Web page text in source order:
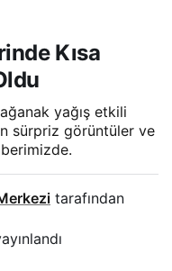
Kısa
yağış etkili
sürpriz görüntüler ve
tarafından